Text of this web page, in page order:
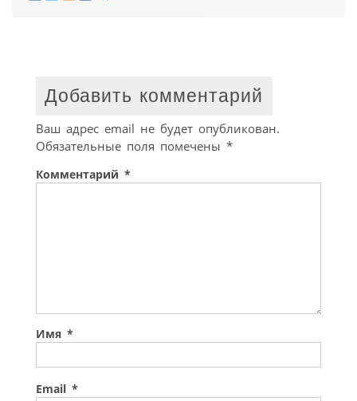
Добавить комментарий
Ваш адрес email не будет опубликован.
Обязательные поля помечены *
Комментарий *
Имя *
Email *